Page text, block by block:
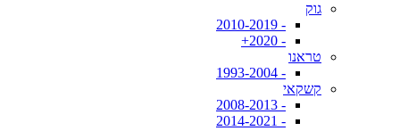
גוק
- 2010-2019
- 2020+
טראנו
- 1993-2004
קשקאי
- 2008-2013
- 2014-2021